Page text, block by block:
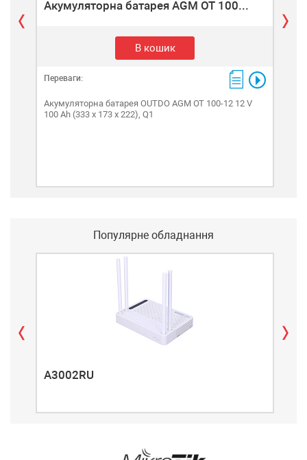
Акумуляторна батарея AGM OT 100...
В кошик
Переваги:
Акумуляторна батарея OUTDO AGM OT 100-12 12 V
100 Ah (333 x 173 x 222), Q1
Популярне обладнання
A3002RU